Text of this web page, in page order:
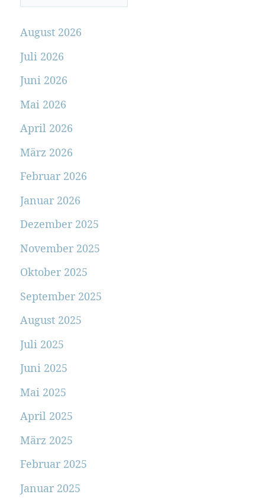
August 2026
Juli 2026
Juni 2026
Mai 2026
April 2026
März 2026
Februar 2026
Januar 2026
Dezember 2025
November 2025
Oktober 2025
September 2025
August 2025
Juli 2025
Juni 2025
Mai 2025
April 2025
März 2025
Februar 2025
Januar 2025